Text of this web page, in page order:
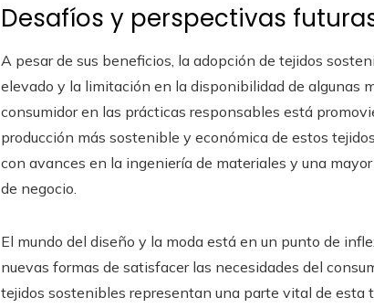
Desafíos y perspectivas
A pesar de sus beneficios, la adopción de tejidos
elevado y la limitación en la disponibilidad de algunas
consumidor en las prácticas responsables está
producción más sostenible y económica de estos
con avances en la ingeniería de materiales y una
de negocio.
El mundo del diseño y la moda está en un punto de
nuevas formas de satisfacer las necesidades del
tejidos sostenibles representan una parte vital de esta